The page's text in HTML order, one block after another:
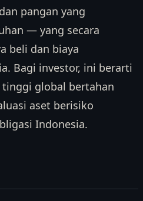
pangan yang
— yang secara
beli dan biaya
Bagi investor, ini berarti
global bertahan
aset berisiko
Indonesia.